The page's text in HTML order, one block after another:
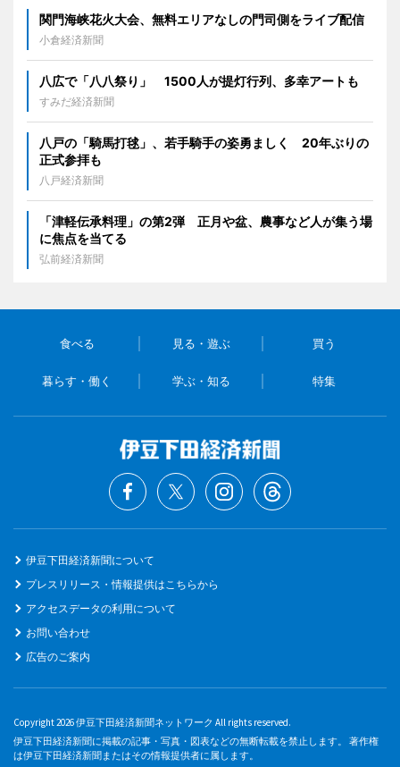
関門海峡花火大会、無料エリアなしの門司側をライブ配信
小倉経済新聞
八広で「八八祭り」 1500人が提灯行列、多幸アートも
すみだ経済新聞
八戸の「騎馬打毬」、若手騎手の姿勇ましく 20年ぶりの
正式参拝も
八戸経済新聞
「津軽伝承料理」の第2弾 正月や盆、農事など人が集う場
に焦点を当てる
弘前経済新聞
食べる 見る・遊ぶ 買う
暮らす・働く 学ぶ・知る 特集
伊豆下田経済新聞について
プレスリリース・情報提供はこちらから
アクセスデータの利用について
お問い合わせ
広告のご案内
Copyright 2026 伊豆下田経済新聞ネットワーク All rights reserved.
伊豆下田経済新聞に掲載の記事・写真・図表などの無断転載を禁止します。 著作権
は伊豆下田経済新聞またはその情報提供者に属します。